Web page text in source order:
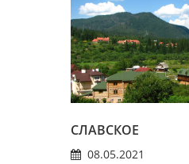
СЛАВСКОЕ
08.05.2021